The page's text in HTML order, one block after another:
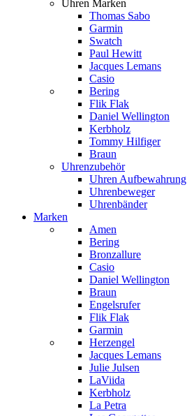
Uhren Marken
Thomas Sabo
Garmin
Swatch
Paul Hewitt
Jacques Lemans
Casio
Bering
Flik Flak
Daniel Wellington
Kerbholz
Tommy Hilfiger
Braun
Uhrenzubehör
Uhren Aufbewahrung
Uhrenbeweger
Uhrenbänder
Marken
Amen
Bering
Bronzallure
Casio
Daniel Wellington
Braun
Engelsrufer
Flik Flak
Garmin
Herzengel
Jacques Lemans
Julie Julsen
LaViida
Kerbholz
La Petra